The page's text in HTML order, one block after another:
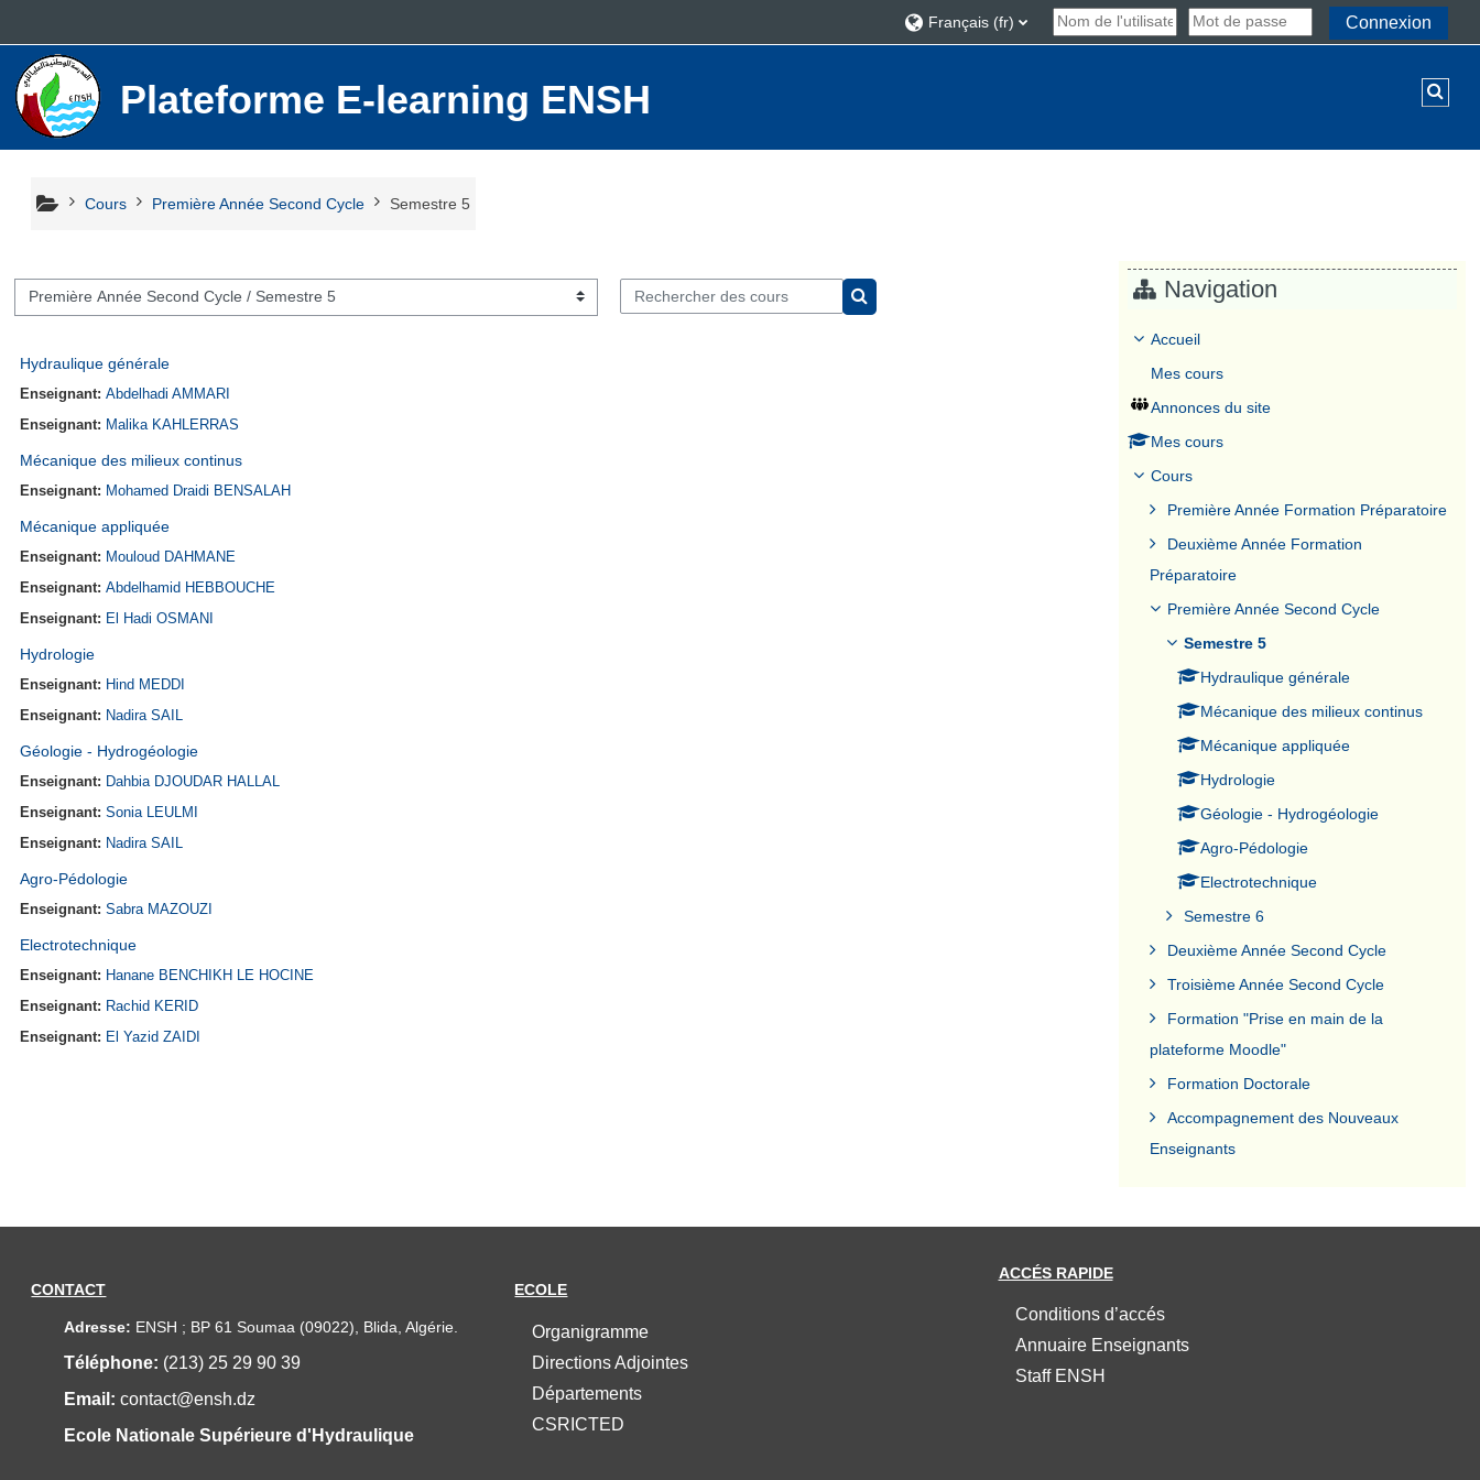
Français ‎(fr)‎
Connexion
Plateforme E-learning ENSH
Cours Première Année Second Cycle Semestre 5
de cours
Rechercher des cours
Rechercher des cours
Hydraulique générale
Enseignant:Abdelhadi AMMARI
Enseignant: Malika KAHLERRAS
Mécanique des milieux continus
Enseignant: Mohamed Draidi BENSALAH
Mécanique appliquée
Enseignant: Mouloud DAHMANE
Enseignant:Abdelhamid HEBBOUCHE
Enseignant: El Hadi OSMANI
Hydrologie
Enseignant: Hind MEDDI
Enseignant: Nadira SAIL
Géologie - Hydrogéologie
Enseignant: Dahbia DJOUDAR HALLAL
Enseignant:Sonia LEULMI
Enseignant: Nadira SAIL
Agro-Pédologie
Enseignant:Sabra MAZOUZI
Electrotechnique
Enseignant: Hanane BENCHIKH LE HOCINE
Enseignant: Rachid KERID
Enseignant: El Yazid ZAIDI
Navigation
Accueil
Mes cours
Annonces du site
Mes cours
Cours
Première Année Formation Préparatoire
Deuxième Année Formation
Préparatoire
Première Année Second Cycle
Semestre 5
Hydraulique générale
Mécanique des milieux continus
Mécanique appliquée
Hydrologie
Géologie - Hydrogéologie
Agro-Pédologie
Electrotechnique
Semestre 6
Deuxième Année Second Cycle
Troisième Année Second Cycle
Formation "Prise en main de la
plateforme Moodle"
Formation Doctorale
Accompagnement des Nouveaux
Enseignants
CONTACT
Adresse: ENSH ; BP 61 Soumaa (09022), Blida, Algérie.
Téléphone: (213) 25 29 90 39
Email:contact@ensh.dz
Ecole Nationale Supérieure d'Hydraulique
ECOLE
Organigramme
Directions Adjointes
Départements
CSRICTED
ACCÉS RAPIDE
Conditions d’accés
Annuaire Enseignants
Staff ENSH